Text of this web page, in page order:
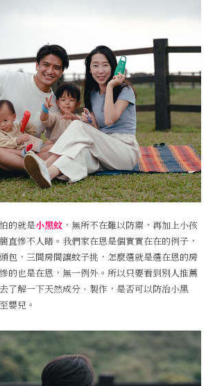
的就是小黑蚊 ，無所不在難以防禦，再加上小孩
直慘不人睹。我們家在恩是個實實在在的例子，
包，三間房間讓蚊子挑，怎麼選就是選在恩的房
的也是在恩，無一例外。所以只要看到別人推薦
了解一下天然成分、製作，是否可以防治小黑
嬰兒。